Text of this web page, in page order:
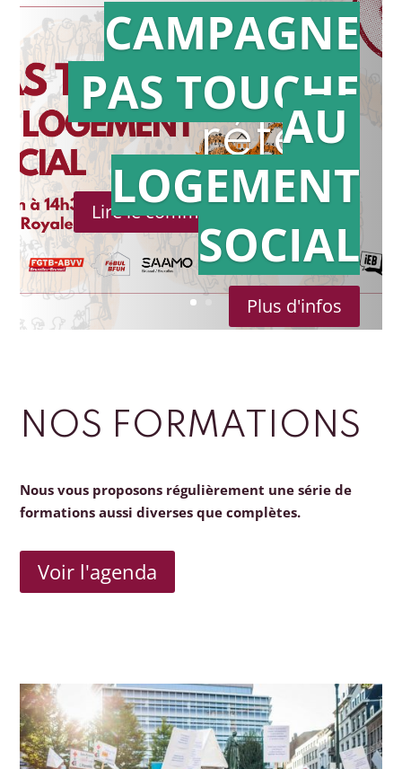
Action en
référé
Lire le communiqué de presse
CAMPAGNE
PAS TOUCHE
AU
LOGEMENT
SOCIAL
Plus d'infos
NOS FORMATIONS
Nous vous proposons régulièrement une série de
formations aussi diverses que complètes.
Voir l'agenda